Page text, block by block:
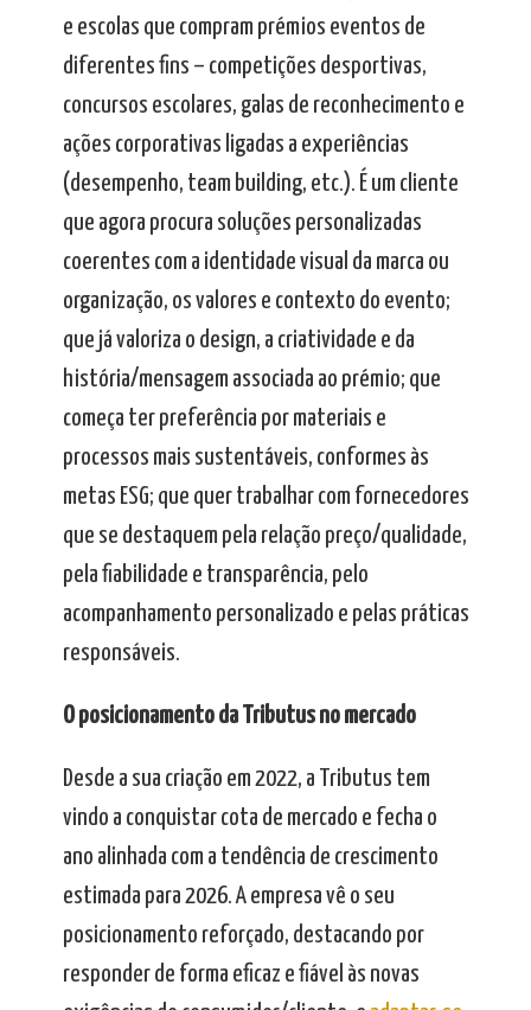
e escolas que compram prémios eventos de
diferentes fins – competições desportivas,
concursos escolares, galas de reconhecimento e
ações corporativas ligadas a experiências
(desempenho, team building, etc.). É um cliente
que agora procura soluções personalizadas
coerentes com a identidade visual da marca ou
organização, os valores e contexto do evento;
que já valoriza o design, a criatividade e da
história/mensagem associada ao prémio; que
começa ter preferência por materiais e
processos mais sustentáveis, conformes às
metas ESG; que quer trabalhar com fornecedores
que se destaquem pela relação preço/qualidade,
pela fiabilidade e transparência, pelo
acompanhamento personalizado e pelas práticas
responsáveis.
O posicionamento da Tributus no mercado
Desde a sua criação em 2022, a Tributus tem
vindo a conquistar cota de mercado e fecha o
ano alinhada com a tendência de crescimento
estimada para 2026. A empresa vê o seu
posicionamento reforçado, destacando por
responder de forma eficaz e fiável às novas